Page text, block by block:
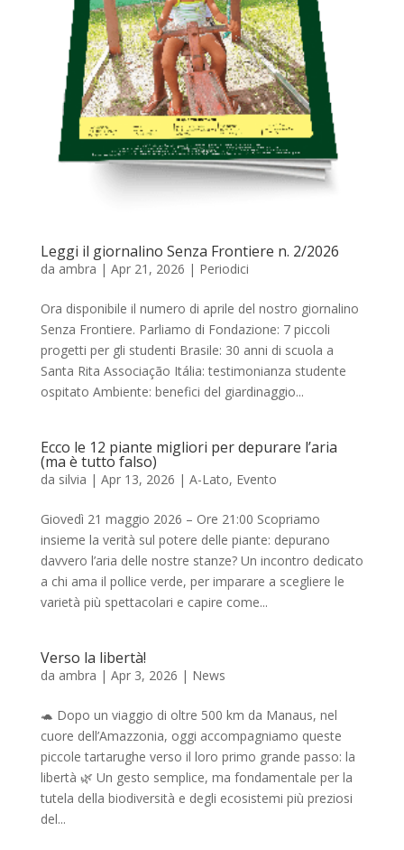
Leggi il giornalino Senza Frontiere n. 2/2026
da ambra | Apr 21, 2026 | Periodici
Ora disponibile il numero di aprile del nostro giornalino
Senza Frontiere. Parliamo di Fondazione: 7 piccoli
progetti per gli studenti Brasile: 30 anni di scuola a
Santa Rita Associação Itália: testimonianza studente
ospitato Ambiente: benefici del giardinaggio...
Ecco le 12 piante migliori per depurare l’aria
(ma è tutto falso)
da silvia | Apr 13, 2026 | A-Lato, Evento
Giovedì 21 maggio 2026 – Ore 21:00 Scopriamo
insieme la verità sul potere delle piante: depurano
davvero l’aria delle nostre stanze? Un incontro dedicato
a chi ama il pollice verde, per imparare a scegliere le
varietà più spettacolari e capire come...
Verso la libertà!
da ambra | Apr 3, 2026 | News
🐢 Dopo un viaggio di oltre 500 km da Manaus, nel
cuore dell’Amazzonia, oggi accompagniamo queste
piccole tartarughe verso il loro primo grande passo: la
libertà 🌿 Un gesto semplice, ma fondamentale per la
tutela della biodiversità e degli ecosistemi più preziosi
del...